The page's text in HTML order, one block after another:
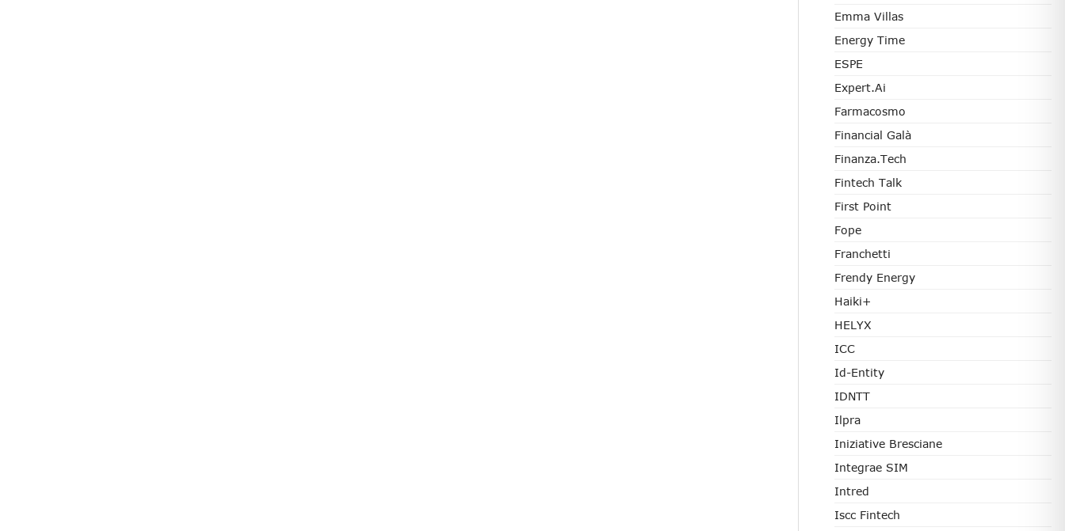
Emma Villas
Energy Time
ESPE
Expert.ai
Farmacosmo
Financial Galà
Finanza.tech
Fintech Talk
First Point
Fope
Franchetti
Frendy Energy
Haiki+
HELYX
ICC
Id-Entity
IDNTT
Ilpra
Iniziative Bresciane
Integrae SIM
Intred
Iscc Fintech